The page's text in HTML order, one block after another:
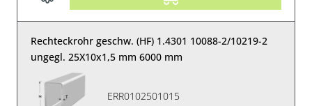
Rechteckrohr geschw. (HF) 1.4301 10088-2/10219-2
ungegl. 25X10x1,5 mm 6000 mm
ERR0102501015